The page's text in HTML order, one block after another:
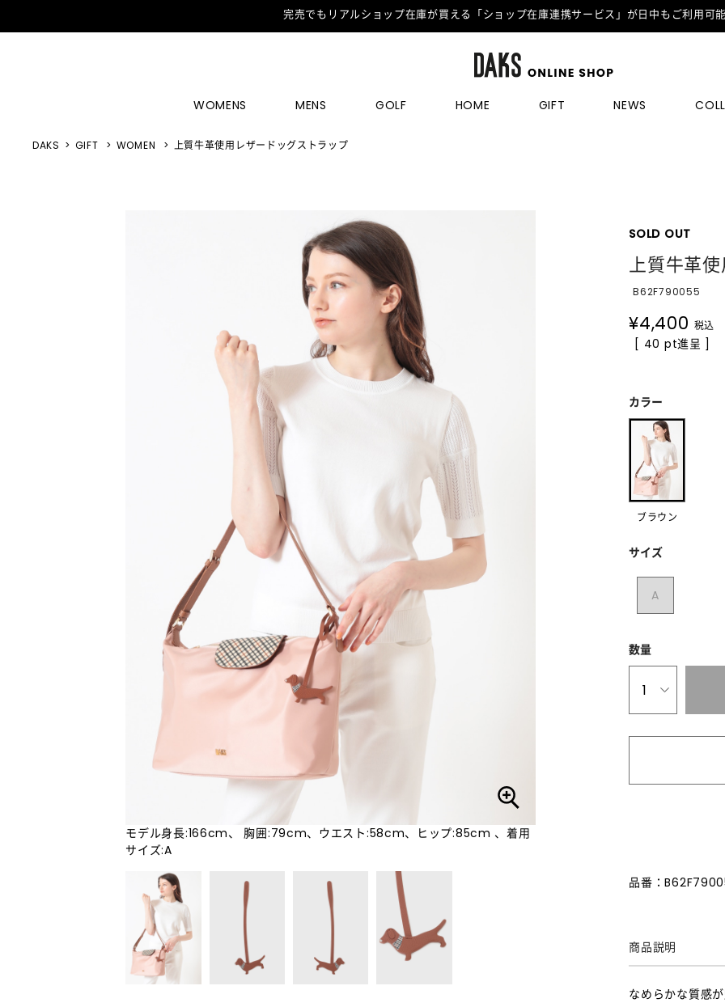
完売でもリアルショップ在庫が買える「ショップ在庫連携サービス」が日中もご利用可
WOMENS MENS GOLF HOME GIFT NEWS
DAKS GIFT WOMEN 上質牛革使用レザードッグストラップ
モデル身長:166cm、 胸囲:79cm、ウエスト:58cm、ヒップ:85cm 、着用
サイズ:A
SOLD OUT
上質牛革
B62F790055
¥4,400 税込
[ 40 pt進呈 ]
カラー
ブラウン
サイズ
A
数量
1
品番：
商品説明
なめらかな質感